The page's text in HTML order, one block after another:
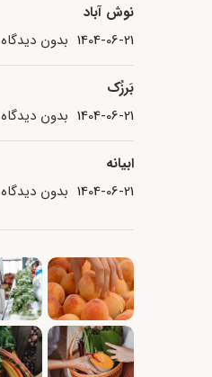
نوش آباد
1404-06-21 بدون دیدگاه
بَرزُک
1404-06-21 بدون دیدگاه
ابیانه
1404-06-21 بدون دیدگاه